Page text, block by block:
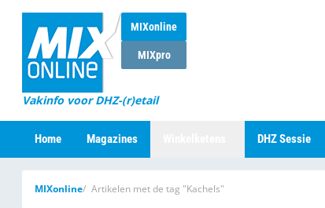
MIXonline
MIXpro
Vakinfo voor DHZ-(r)etail
Home Magazines DHZ Sessie
MIXonline Artikelen met de tag "Kachels"